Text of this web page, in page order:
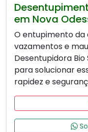
em Nova
O entupimento da
vazamentos e
Desentupidora
para solucionar
rapidez e